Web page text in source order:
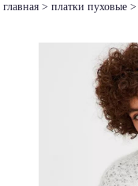
главная > платки пуховые >